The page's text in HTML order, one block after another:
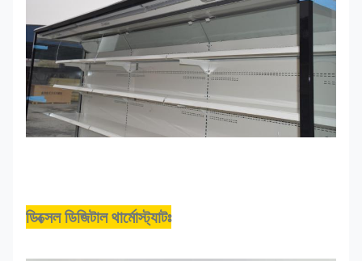
ডিক্সেল ডিজিটাল থার্মোস্ট্যাটঃ